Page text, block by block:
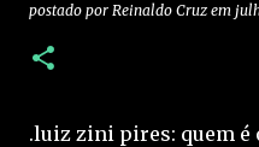
postado por Reinaldo Cruz em
.luiz zini pires: quem é